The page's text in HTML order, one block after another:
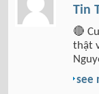
Tin
🔴
thật
see